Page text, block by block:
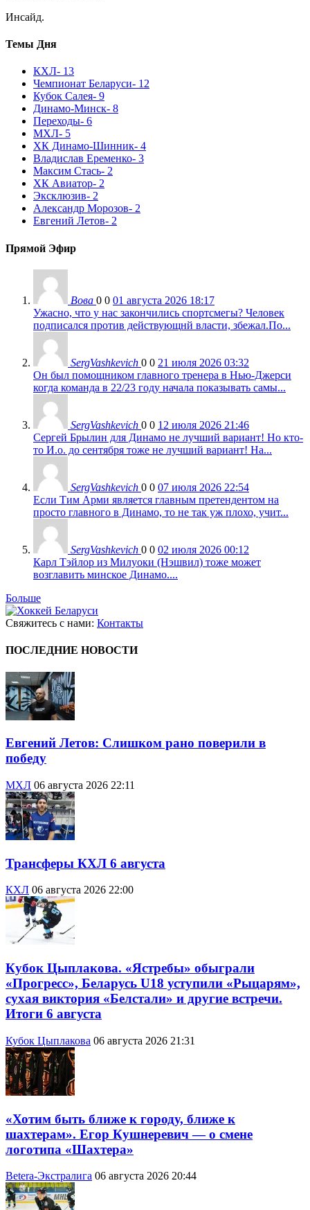
Инсайд.
Темы Дня
КХЛ- 13
Чемпионат Беларуси- 12
Кубок Салея- 9
Динамо-Минск- 8
Переходы- 6
МХЛ- 5
ХК Динамо-Шинник- 4
Владислав Еременко- 3
Максим Стась- 2
ХК Авиатор- 2
Эксклюзив- 2
Александр Морозов- 2
Евгений Летов- 2
Прямой Эфир
Вова 0 0 01 августа 2026 18:17
Ужасно, что у нас закончились спортсмегы? Человек
подписался против действующнй власти, збежал.По...
SergVashkevich 0 0 21 июля 2026 03:32
Он был помощником главного тренера в Нью-Джерси
когда команда в 22/23 году начала показывать самы...
SergVashkevich 0 0 12 июля 2026 21:46
Сергей Брылин для Динамо не лучший вариант! Но кто-
то И.о. до сентября тоже не лучший вариант! На...
SergVashkevich 0 0 07 июля 2026 22:54
Если Тим Арми является главным претендентом на
просто главного в Динамо, то не так уж плохо, учит...
SergVashkevich 0 0 02 июля 2026 00:12
Карл Тэйлор из Милуоки (Нэшвил) тоже может
возглавить минское Динамо....
Больше
Свяжитесь с нами: Контакты
ПОСЛЕДНИЕ НОВОСТИ
Евгений Летов: Слишком рано поверили в
победу
МХЛ 06 августа 2026 22:11
Трансферы КХЛ 6 августа
КХЛ 06 августа 2026 22:00
Кубок Цыплакова. «Ястребы» обыграли
«Прогресс», Беларусь U18 уступили «Рыцарям»,
сухая виктория «Белстали» и другие встречи.
Итоги 6 августа
Кубок Цыплакова 06 августа 2026 21:31
«Хотим быть ближе к городу, ближе к
шахтерам». Егор Кушнеревич — о смене
логотипа «Шахтера»
Betera-Экстралига 06 августа 2026 20:44